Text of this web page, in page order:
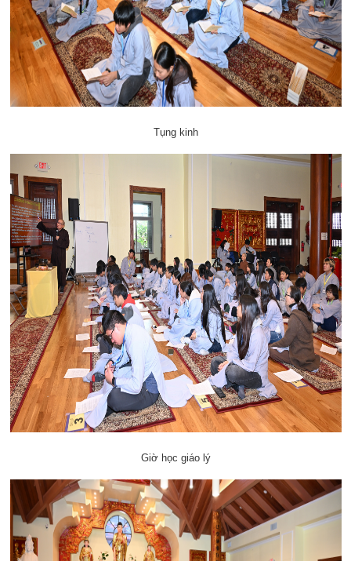
Tụng kinh
Giờ học giáo lý